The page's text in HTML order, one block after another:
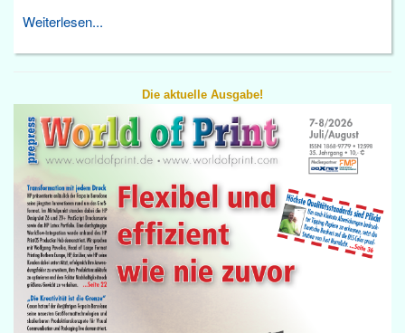
Weiterlesen...
Die aktuelle Ausgabe!